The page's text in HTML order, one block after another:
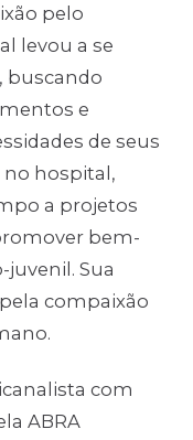
pelo
levou a se
buscando
e
de seus
no hospital,
a projetos
bem-
Sua
compaixão
com
ABRA